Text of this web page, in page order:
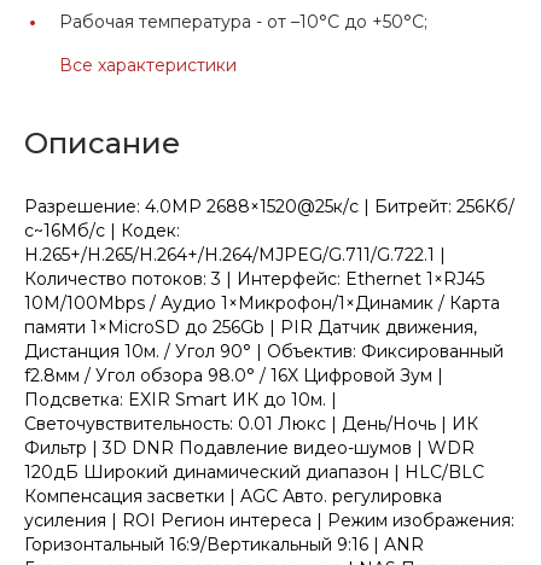
Рабочая температура - от –10°C до +50°C;
Все характеристики
Описание
Разрешение: 4.0МР 2688×1520@25к/с | Битрейт: 256Кб/
с~16Мб/с | Кодек:
H.265+/H.265/H.264+/H.264/MJPEG/G.711/G.722.1 |
Количество потоков: 3 | Интерфейс: Ethernet 1×RJ45
10M/100Mbps / Аудио 1×Микрофон/1×Динамик / Карта
памяти 1×MicroSD до 256Gb | PIR Датчик движения,
Дистанция 10м. / Угол 90° | Объектив: Фиксированный
f2.8мм / Угол обзора 98.0° / 16X Цифровой Зум |
Подсветка: EXIR Smart ИК до 10м. |
Светочувствительность: 0.01 Люкс | День/Ночь | ИК
Фильтр | 3D DNR Подавление видео-шумов | WDR
120дБ Широкий динамический диапазон | HLC/BLC
Компенсация засветки | AGC Авто. регулировка
усиления | ROI Регион интереса | Режим изображения:
Горизонтальный 16:9/Вертикальный 9:16 | ANR